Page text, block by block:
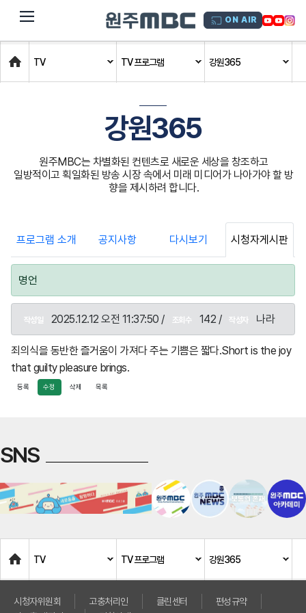
dehaze ON AIR
Home
TV TV 프로그램 강원365
강원365
원주MBC는 차별화된 컨텐츠로 새로운 세상을 창조하고
일방적이고 획일화된 방송 시장 속에서 미래 미디어가 나아가야 할 방
향을 제시하려 합니다.
프로그램 소개 공지사항 다시보기 시청자게시판
명언
작성일 2025.12.12 오전 11:37:50 / 조회수 142 / 작성자 나라
죄의식을 동반한 즐거움이 가져다 주는 기쁨은 짧다.Short is the joy
that guilty pleasure brings.
상
-
조
회
프
리
이
등록 수정 삭제 목록
SNS
Home
TV TV 프로그램 강원365
시청자위원회 고충처리인 클린센터
편성규약